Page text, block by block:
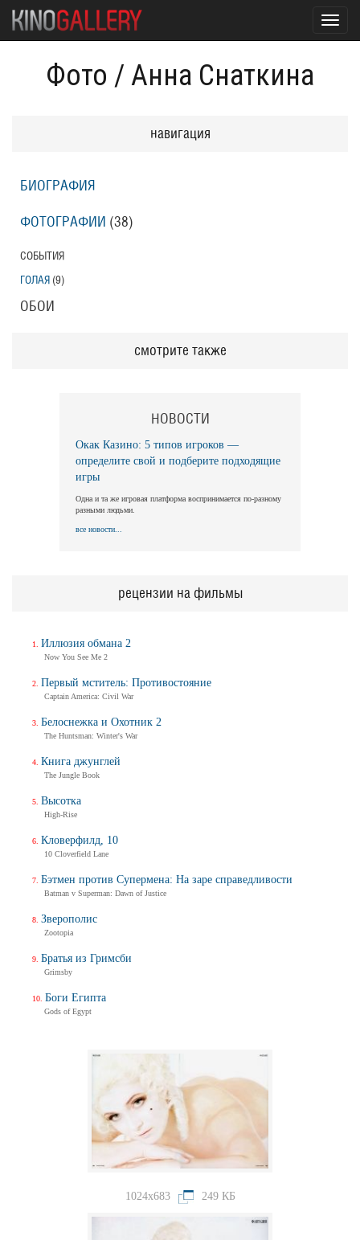
Фото / Анна Снаткина
1024x683 249 КБ
навигация
БИОГРАФИЯ
ФОТОГРАФИИ (38)
СОБЫТИЯ
ГОЛАЯ (9)
ОБОИ
смотрите также
НОВОСТИ
Окак Казино: 5 типов игроков —
определите свой и подберите подходящие
игры
Одна и та же игровая платформа воспринимается по-разному
разными людьми.
все новости...
рецензии на фильмы
Иллюзия обмана 2
Now You See Me 2
Первый мститель: Противостояние
Captain America: Civil War
Белоснежка и Охотник 2
The Huntsman: Winter's War
Книга джунглей
The Jungle Book
Высотка
High-Rise
Кловерфилд, 10
10 Cloverfield Lane
Бэтмен против Супермена: На заре справедливости
Batman v Superman: Dawn of Justice
Зверополис
Zootopia
Братья из Гримсби
Grimsby
Боги Египта
Gods of Egypt